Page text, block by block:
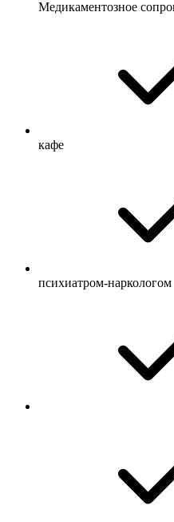
Медикаментозное
кафе
психиатром-наркологом